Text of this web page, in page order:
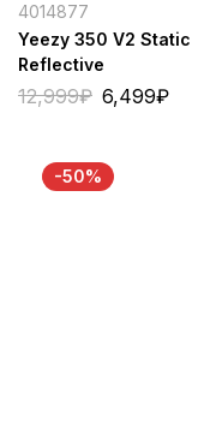
4014877
Yeezy 350 V2 Static
Reflective
12,999₽ 6,499₽
-50%